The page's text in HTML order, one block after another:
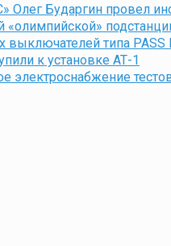
Бударгин провел
типа PASS
к установке АТ-1
электроснабжение